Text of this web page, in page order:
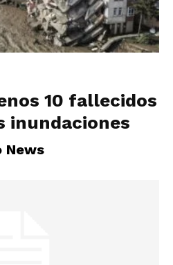
10 fallecidos
inundaciones
News